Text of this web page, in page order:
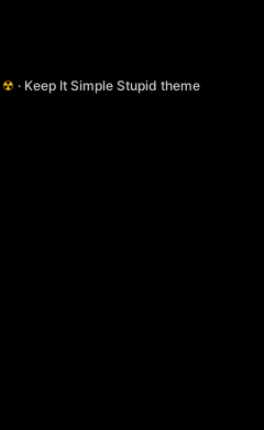
☢ · Keep It Simple Stupid theme